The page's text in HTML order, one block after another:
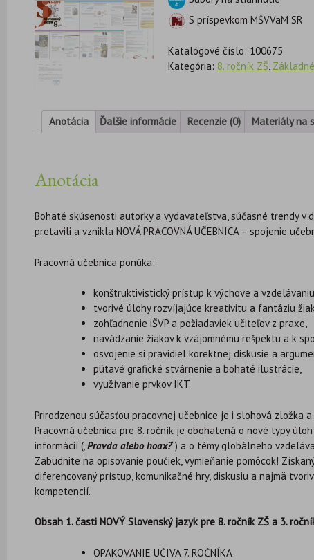
S príspevkom MŠVVaM SR
Katalógové číslo: 100675
Kategória: 8. ročník ZŠ,
Anotácia Ďalšie informácie Recenzie (0) Materiály na
Anotácia
Bohaté skúsenosti autorky a vydavateľstva, súčasné trendy v
pretavili a vznikla NOVÁ PRACOVNÁ UČEBNICA – spojenie
Pracovná učebnica ponúka:
konštruktivistický prístup k výchove a
tvorivé úlohy rozvíjajúce kreativitu a fantáziu
zohľadnenie iŠVP a požiadaviek učiteľov z praxe,
navádzanie žiakov k vzájomnému rešpektu a k
osvojenie si pravidiel korektnej diskusie a
pútavé grafické stvárnenie a bohaté ilustrácie,
využívanie prvkov IKT.
Prirodzenou súčasťou pracovnej učebnice je i slohová zložka
Pracovná učebnica pre 8. ročník je obohatená o nové typy
informácií („Pravda alebo hoax?“) a o témy globálneho
Zabudnite na opisovanie poučiek, vymieňanie pomôcok!
diferencovaný prístup, komunikačné hry, diskusiu a najmä
kompetencií.
Obsah 1. časti NOVÝ Slovenský jazyk pre 8. ročník ZŠ a 3.
OPAKOVANIE UČIVA 7. ROČNÍKA